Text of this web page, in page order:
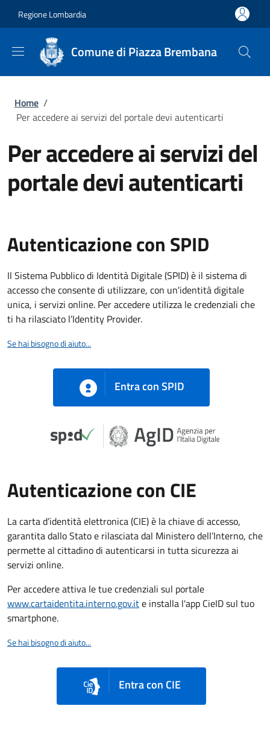
Regione Lombardia
Comune di Piazza Brembana
Briciole di pane
Home /
Per accedere ai servizi del portale devi autenticarti
Per accedere ai servizi del
portale devi autenticarti
Autenticazione con SPID
Il Sistema Pubblico di Identità Digitale (SPID) è il sistema di
accesso che consente di utilizzare, con un'identità digitale
unica, i servizi online. Per accedere utilizza le credenziali che
ti ha rilasciato l’Identity Provider.
Se hai bisogno di aiuto...
Entra con SPID
Autenticazione con CIE
La carta d’identità elettronica (CIE) è la chiave di accesso,
garantita dallo Stato e rilasciata dal Ministero dell’Interno, che
permette al cittadino di autenticarsi in tutta sicurezza ai
servizi online.
Per accedere attiva le tue credenziali sul portale
www.cartaidentita.interno.gov.ite installa l'app CieID sul tuo
smartphone.
Se hai bisogno di aiuto...
Entra con CIE